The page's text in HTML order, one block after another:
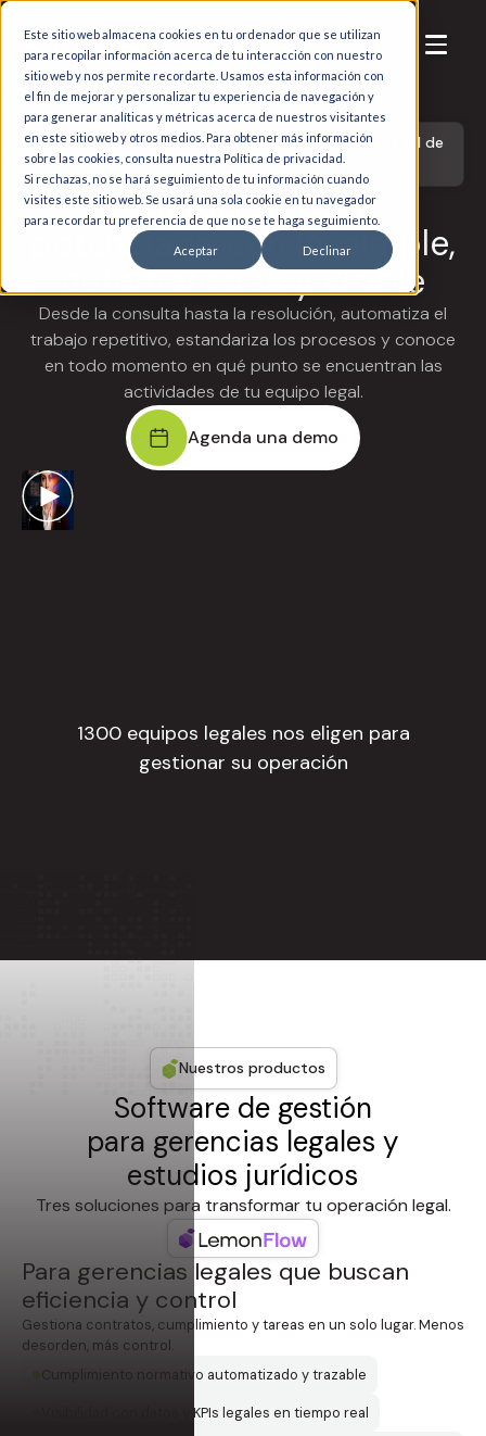
Este sitio web almacena cookies en tu ordenador que se utilizan
para recopilar información acerca de tu interacción con nuestro
sitio web y nos permite recordarte. Usamos esta información con
el fin de mejorar y personalizar tu experiencia de navegación y
para generar analíticas y métricas acerca de nuestros visitantes
en este sitio web y otros medios. Para obtener más información
sobre las cookies, consulta nuestra Política de privacidad.
Si rechazas, no se hará seguimiento de tu información cuando
visites este sitio web. Se usará una sola cookie en tu navegador
para recordar tu preferencia de que no se te haga seguimiento.
Aceptar Declinar
El software legal para empresas y firmas jurídicas #1 de
Latinoamérica
Operación legal
potenciada con IA: simple,
automatizada y visible
Desde la consulta hasta la resolución, automatiza el
trabajo repetitivo, estandariza los procesos y conoce
en todo momento en qué punto se encuentran las
actividades de tu equipo legal.
Agenda una demo
1300 equipos legales nos eligen para
gestionar su operación
Nuestros productos
Software de gestión
para gerencias legales y
estudios jurídicos
Tres soluciones para transformar tu operación legal.
Para gerencias legales que buscan
eficiencia y control
Gestiona contratos, cumplimiento y tareas en un solo lugar. Menos
desorden, más control.
Cumplimiento normativo automatizado y trazable
Visibilidad con datos y KPIs legales en tiempo real